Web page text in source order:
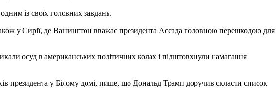
із своїх головних завдань.
у Сирії, де Вашингтон вважає президента Ассада головною перешкодою для
осуд в американських політичних колах і підштовхнули намагання
президента у Білому домі, пише, що Дональд Трамп доручив скласти список